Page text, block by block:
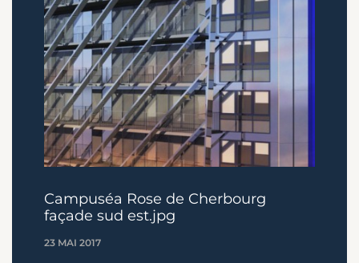
Campuséa Rose de Cherbourg
façade sud est.jpg
23 MAI 2017